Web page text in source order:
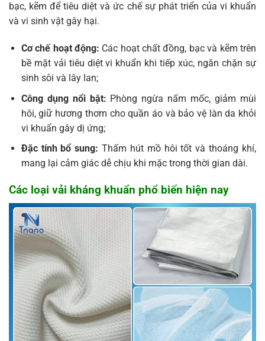
bạc, kẽm để tiêu diệt và ức chế sự phát triển của vi khuẩn
và vi sinh vật gây hại.
Cơ chế hoạt động: Các hoạt chất đồng, bạc và kẽm trên
bề mặt vải tiêu diệt vi khuẩn khi tiếp xúc, ngăn chặn sự
sinh sôi và lây lan;
Công dụng nổi bật: Phòng ngừa nấm mốc, giảm mùi
hôi, giữ hương thơm cho quần áo và bảo vệ làn da khỏi
vi khuẩn gây dị ứng;
Đặc tính bổ sung: Thấm hút mồ hôi tốt và thoáng khí,
mang lại cảm giác dễ chịu khi mặc trong thời gian dài.
Các loại vải kháng khuẩn phổ biến hiện nay